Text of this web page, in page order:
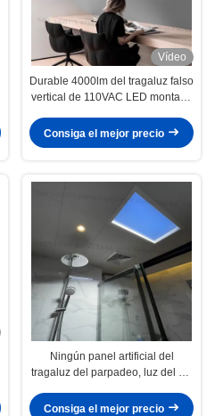
Vídeo
Durable 4000lm del tragaluz falso
vertical de 110VAC LED montado
Consiga el mejor precio
Ningún panel artificial del
tragaluz del parpadeo, luz del sol
Consiga el mejor precio